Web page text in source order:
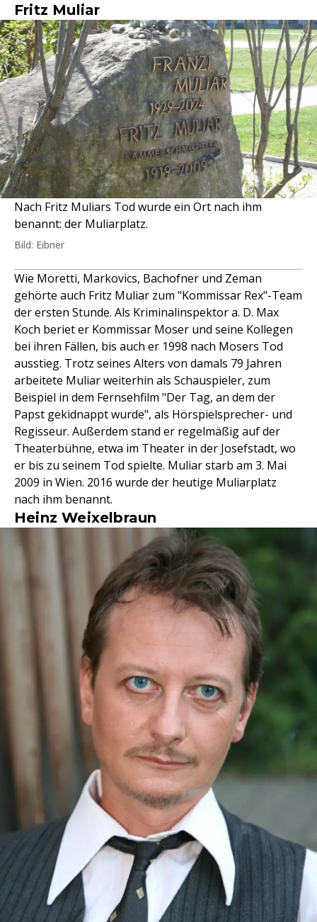
Fritz Muliar
Nach Fritz Muliars Tod wurde ein Ort nach ihm
benannt: der Muliarplatz.
Bild: Eibner
Wie Moretti, Markovics, Bachofner und Zeman
gehörte auch Fritz Muliar zum "Kommissar Rex"-Team
der ersten Stunde. Als Kriminalinspektor a. D. Max
Koch beriet er Kommissar Moser und seine Kollegen
bei ihren Fällen, bis auch er 1998 nach Mosers Tod
ausstieg. Trotz seines Alters von damals 79 Jahren
arbeitete Muliar weiterhin als Schauspieler, zum
Beispiel in dem Fernsehfilm "Der Tag, an dem der
Papst gekidnappt wurde", als Hörspielsprecher- und
Regisseur. Außerdem stand er regelmäßig auf der
Theaterbühne, etwa im Theater in der Josefstadt, wo
er bis zu seinem Tod spielte. Muliar starb am 3. Mai
2009 in Wien. 2016 wurde der heutige Muliarplatz
nach ihm benannt.
Heinz Weixelbraun